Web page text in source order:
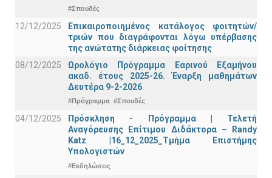
#Σπουδές
12/12/2025
Επικαιροποιημένος κατάλογος φοιτητών/
τριών που διαγράφονται λόγω υπέρβασης
της ανώτατης διάρκειας φοίτησης
08/12/2025
Ωρολόγιο Πρόγραμμα Εαρινού Εξαμήνου
ακαδ. έτους 2025-26. Έναρξη μαθημάτων
Δευτέρα 9-2-2026
#Πρόγραμμα #Σπουδές
04/12/2025
Πρόσκληση - Πρόγραμμα | Τελετή
Αναγόρευσης Επίτιμου Διδάκτορα – Randy
Katz |16_12_2025_Τμήμα Επιστήμης
Υπολογιστών
#Εκδηλώσεις